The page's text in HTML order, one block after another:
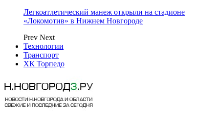
Легкоатлетический манеж открыли на стадионе
«Локомотив» в Нижнем Новгороде
Prev Next
Технологии
Транспорт
ХК Торпедо